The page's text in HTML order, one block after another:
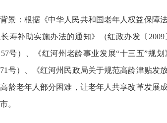
景：根据《中华人民共和国老年人权益保障
寿补助实施办法的通知》（红政办发〔
57号）、《红河州老龄事业发展“十三五”
71号）、《红河州民政局关于规范高龄津贴
龄老年人部分困难，让老年人共享改革发展
。